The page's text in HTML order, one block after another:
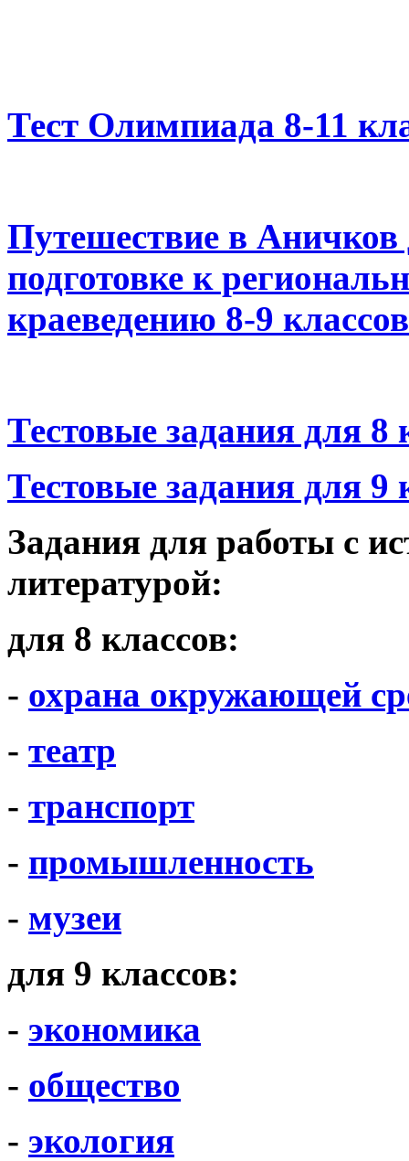
Тест Олимпиада 8-11
Путешествие в Аничков
подготовке к
краеведению 8-9 классов
Тестовые задания для 8
Тестовые задания для 9
Задания для работы с
литературой:
для 8 классов:
- охрана окружающей
- театр
- транспорт
- промышленность
- музеи
для 9 классов:
- экономика
- общество
- экология